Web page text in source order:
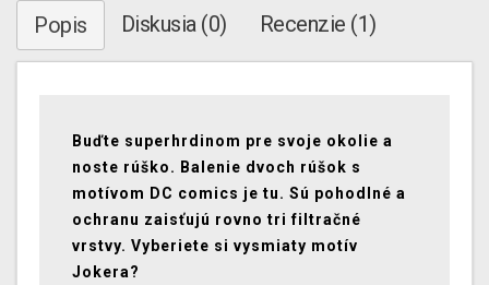
Popis Diskusia (0) Recenzie (1)
Buďte superhrdinom pre svoje okolie a
noste rúško. Balenie dvoch rúšok s
motívom DC comics je tu. Sú pohodlné a
ochranu zaisťujú rovno tri filtračné
vrstvy. Vyberiete si vysmiaty motív
Jokera?